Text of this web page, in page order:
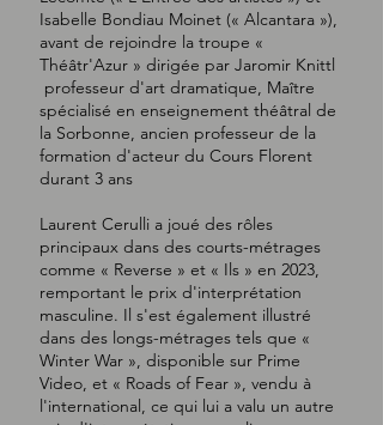
Isabelle Bondiau Moinet (« Alcantara »),
avant de rejoindre la troupe «
Théâtr'Azur » dirigée par Jaromir Knittl
professeur d'art dramatique, Maître
spécialisé en enseignement théâtral de
la Sorbonne, ancien professeur de la
formation d'acteur du Cours Florent
durant 3 ans
Laurent Cerulli a joué des rôles
principaux dans des courts-métrages
comme « Reverse » et « Ils » en 2023,
remportant le prix d'interprétation
masculine. Il s'est également illustré
dans des longs-métrages tels que «
Winter War », disponible sur Prime
Video, et « Roads of Fear », vendu à
l'international, ce qui lui a valu un autre